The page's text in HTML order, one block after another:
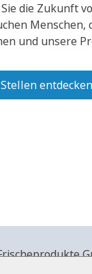
die Zukunft
und unsere
entdecken